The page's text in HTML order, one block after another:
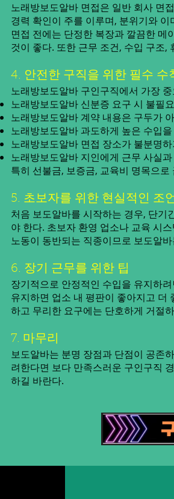
노래방보도알바 면접은 일반 회사 면
경력 확인이 주를 이루며, 분위기와
면접 전에는 단정한 복장과 깔끔한
것이 좋다. 또한 근무 조건, 수입 구조
4. 안전한 구직을 위한 필수 수
노래방보도알바 구인구직에서 가장
노래방보도알바 신분증 요구 시 불필
노래방보도알바 계약 내용은 구두가
노래방보도알바 과도하게 높은 수입
노래방보도알바 면접 장소가 불분명
노래방보도알바 지인에게 근무 사실
특히 선불금, 보증금, 교육비 명목으
5. 초보자를 위한 현실적인 조
처음 보도알바를 시작하는 경우, 단기
야 한다. 초보자 환영 업소나 교육 시
노동이 동반되는 직종이므로 보도알
6. 장기 근무를 위한 팁
장기적으로 안정적인 수입을 유지하
유지하면 업소 내 평판이 좋아지고 더
하고 무리한 요구에는 단호하게 거절
7. 마무리
보도알바는 분명 장점과 단점이 공존
려한다면 보다 만족스러운 구인구직
하길 바란다.